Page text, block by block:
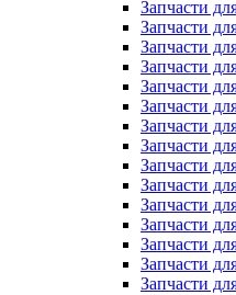
Запчасти
Запчасти
Запчасти
Запчасти
Запчасти
Запчасти
Запчасти
Запчасти
Запчасти
Запчасти
Запчасти
Запчасти
Запчасти
Запчасти
Запчасти